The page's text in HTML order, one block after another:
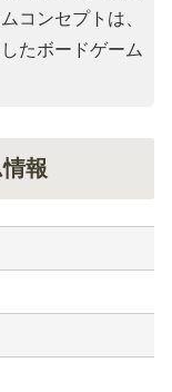
コンセプトは、
たボードゲーム
報